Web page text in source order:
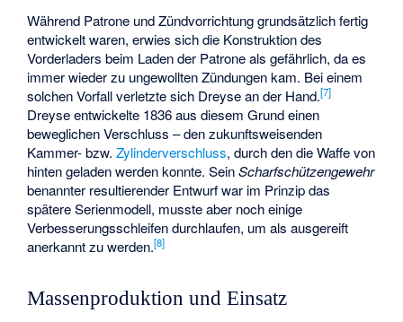
Während Patrone und Zündvorrichtung grundsätzlich fertig
entwickelt waren, erwies sich die Konstruktion des
Vorderladers beim Laden der Patrone als gefährlich, da es
immer wieder zu ungewollten Zündungen kam. Bei einem
solchen Vorfall verletzte sich Dreyse an der Hand.[7]
Dreyse entwickelte 1836 aus diesem Grund einen
beweglichen Verschluss – den zukunftsweisenden
Kammer- bzw.Zylinderverschluss, durch den die Waffe von
hinten geladen werden konnte. SeinScharfschützengewehr
benannter resultierender Entwurf war im Prinzip das
spätere Serienmodell, musste aber noch einige
Verbesserungsschleifen durchlaufen, um als ausgereift
anerkannt zu werden.[8]
Massenproduktion und Einsatz